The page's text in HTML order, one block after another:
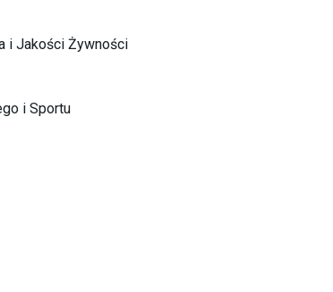
i Jakości Żywności​
i Sportu